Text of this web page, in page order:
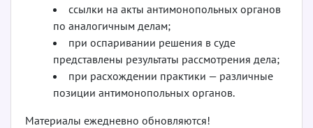
ссылки на акты антимонопольных органов
по аналогичным делам;
при оспаривании решения в суде
представлены результаты рассмотрения дела;
при расхождении практики — различные
позиции антимонопольных органов.
Материалы ежедневно обновляются!